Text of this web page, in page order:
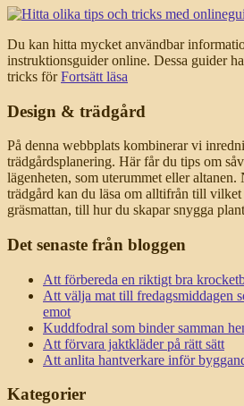
Du kan hitta mycket användbar
instruktionsguider online. Dessa guider
tricks förFortsätt läsa
Design & trädgård
På denna webbplats kombinerar vi
trädgårdsplanering. Här får du tips om
lägenheten, som uterummet eller
trädgård kan du läsa om alltifrån till
gräsmattan, till hur du skapar snygga
Det senaste från bloggen
Att förbereda en riktigt bra
Att välja mat till fredagsmiddagen
emot
Kuddfodral som binder samman
Att förvara jaktkläder på rätt sätt
Att anlita hantverkare inför
Kategorier